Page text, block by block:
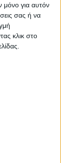
μόνο για αυτόν
σας ή να
κλικ στο